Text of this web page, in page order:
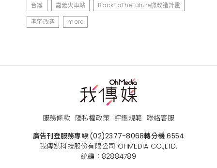
台鐵 嘉義火車站
BackToTheFuture微改造計畫
老宅改建
more
服務條款 隱私權政策 評鑑規範 聯絡客服
廣告刊登服務專線:(02)2377-8068轉分機 6554
我傳媒科技股份有限公司 OHMEDIA CO.,LTD.
統編：82884789